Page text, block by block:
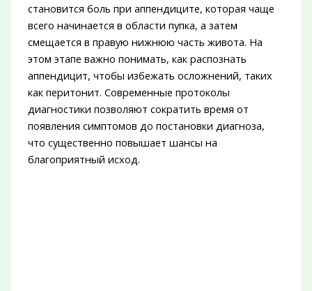
становится боль при аппендиците, которая чаще
всего начинается в области пупка, а затем
смещается в правую нижнюю часть живота. На
этом этапе важно понимать, как распознать
аппендицит, чтобы избежать осложнений, таких
как перитонит. Современные протоколы
диагностики позволяют сократить время от
появления симптомов до постановки диагноза,
что существенно повышает шансы на
благоприятный исход.